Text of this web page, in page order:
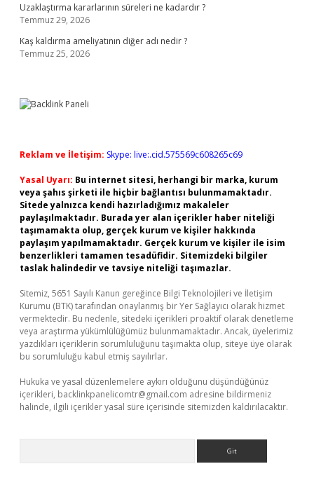
Uzaklaştırma kararlarının süreleri ne kadardır ?
Temmuz 29, 2026
Kaş kaldırma ameliyatının diğer adı nedir ?
Temmuz 25, 2026
Reklam ve İletişim: Skype: live:.cid.575569c608265c69
Yasal Uyarı: Bu internet sitesi, herhangi bir marka, kurum
veya şahıs şirketi ile hiçbir bağlantısı bulunmamaktadır.
Sitede yalnızca kendi hazırladığımız makaleler
paylaşılmaktadır. Burada yer alan içerikler haber niteliği
taşımamakta olup, gerçek kurum ve kişiler hakkında
paylaşım yapılmamaktadır. Gerçek kurum ve kişiler ile isim
benzerlikleri tamamen tesadüfidir. Sitemizdeki bilgiler
taslak halindedir ve tavsiye niteliği taşımazlar.
Sitemiz, 5651 Sayılı Kanun gereğince Bilgi Teknolojileri ve İletişim
Kurumu (BTK) tarafından onaylanmış bir Yer Sağlayıcı olarak hizmet
vermektedir. Bu nedenle, sitedeki içerikleri proaktif olarak denetleme
veya araştırma yükümlülüğümüz bulunmamaktadır. Ancak, üyelerimiz
yazdıkları içeriklerin sorumluluğunu taşımakta olup, siteye üye olarak
bu sorumluluğu kabul etmiş sayılırlar.
Hukuka ve yasal düzenlemelere aykırı olduğunu düşündüğünüz
içerikleri, backlinkpanelicomtr@gmail.com adresine bildirmeniz
halinde, ilgili içerikler yasal süre içerisinde sitemizden kaldırılacaktır.